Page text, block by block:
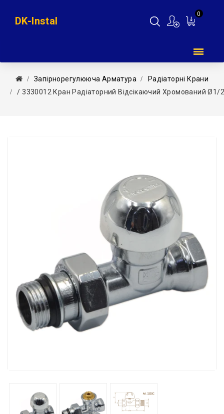
0
DK-Instal
Запірнорегулююча Арматура
Радіаторні Крани
/ 3330012 Кран Радіаторний Відсікаючий Хромований